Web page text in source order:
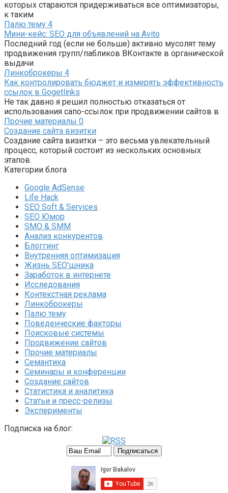
которых стараются придерживаться все оптимизаторы,
к таким
Палю тему 4
Мини-кейс: SEO для объявлений на Avito
Последний год (если не больше) активно мусолят тему
продвижения групп/пабликов ВКонтакте в органической
выдачи
Линкоброкеры 4
Как контролировать бюджет и измерять эффективность
ссылок в Gogetlinks
Не так давно я решил полностью отказаться от
использования сапо-ссылок при продвижении сайтов в
Прочие материалы 0
Создание сайта визитки
Создание сайта визитки – это весьма увлекательный
процесс, который состоит из нескольких основных
этапов.
Категории блога
Google AdSense
Life Hack
SEO Soft & Services
SEO Юмор
SMO & SMM
Анализ конкурентов
Блоггинг
Внутренняя оптимизация
Жизнь SEO'шника
Заработок в интернете
Исследования
Контекстная реклама
Линкоброкеры
Палю тему
Поведенческие факторы
Поисковые системы
Продвижение сайтов
Прочие материалы
Семантика
Семинары и конференции
Создание сайтов
Статистика и аналитика
Статьи и пресс-релизы
Эксперименты
Подписка на блог: